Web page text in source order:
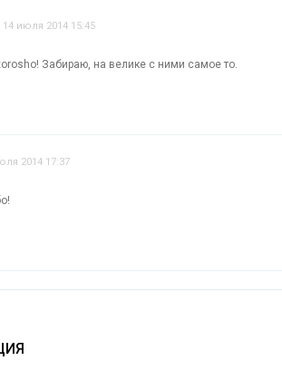
14 июля 2014 15:45
Забираю, на велике с ними самое то.
2014 17:37